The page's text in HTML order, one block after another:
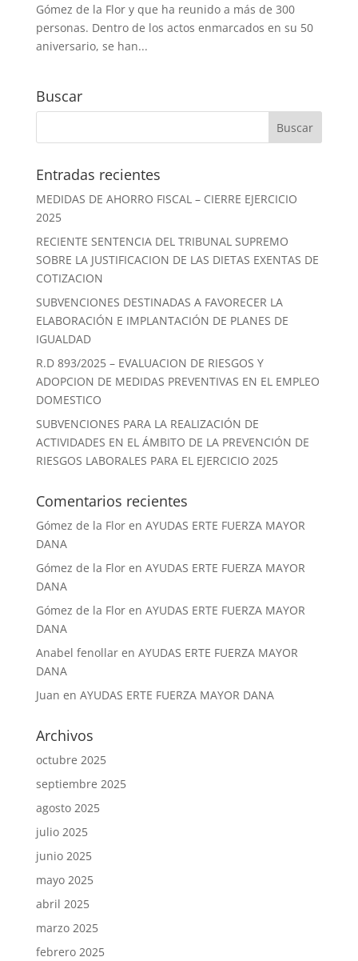
Gómez de la Flor y que ha reunido a más de 300
personas. Dentro de los actos enmarcados en su 50
aniversario, se han...
Buscar
Entradas recientes
MEDIDAS DE AHORRO FISCAL – CIERRE EJERCICIO
2025
RECIENTE SENTENCIA DEL TRIBUNAL SUPREMO
SOBRE LA JUSTIFICACION DE LAS DIETAS EXENTAS DE
COTIZACION
SUBVENCIONES DESTINADAS A FAVORECER LA
ELABORACIÓN E IMPLANTACIÓN DE PLANES DE
IGUALDAD
R.D 893/2025 – EVALUACION DE RIESGOS Y
ADOPCION DE MEDIDAS PREVENTIVAS EN EL EMPLEO
DOMESTICO
SUBVENCIONES PARA LA REALIZACIÓN DE
ACTIVIDADES EN EL ÁMBITO DE LA PREVENCIÓN DE
RIESGOS LABORALES PARA EL EJERCICIO 2025
Comentarios recientes
Gómez de la Floren AYUDAS ERTE FUERZA MAYOR
DANA
Gómez de la Floren AYUDAS ERTE FUERZA MAYOR
DANA
Gómez de la Floren AYUDAS ERTE FUERZA MAYOR
DANA
Anabel fenollaren AYUDAS ERTE FUERZA MAYOR
DANA
Juan en AYUDAS ERTE FUERZA MAYOR DANA
Archivos
octubre 2025
septiembre 2025
agosto 2025
julio 2025
junio 2025
mayo 2025
abril 2025
marzo 2025
febrero 2025